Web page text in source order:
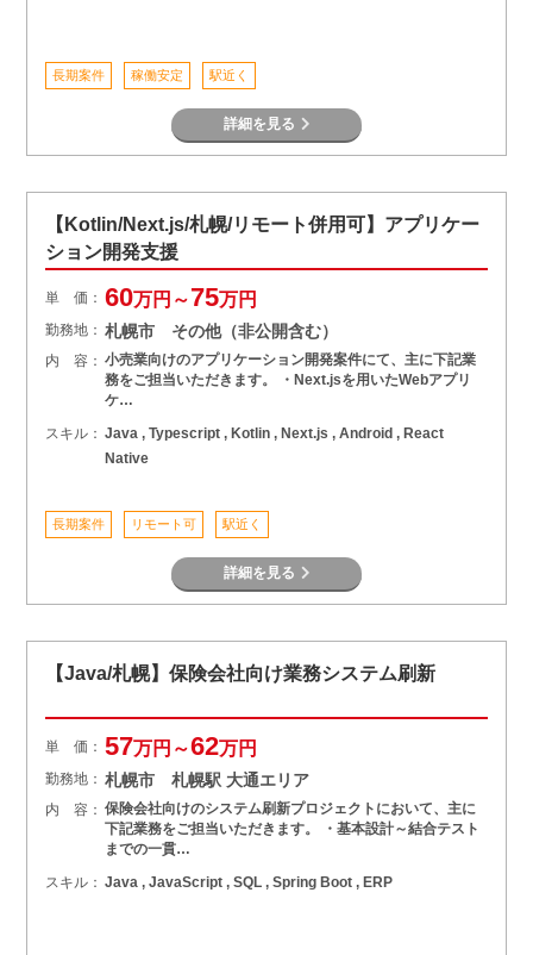
長期案件 稼働安定 駅近く
詳細を見る
【Kotlin/Next.js/札幌/リモート併用可】アプリケー
ション開発支援
単 価： 60万円～75万円
勤務地： 札幌市 その他（非公開含む）
内 容： 小売業向けのアプリケーション開発案件にて、主に下記業
務をご担当いただきます。 ・Next.jsを用いたWebアプリ
ケ…
スキル： Java , Typescript , Kotlin , Next.js , Android , React
Native
長期案件 リモート可 駅近く
詳細を見る
【Java/札幌】保険会社向け業務システム刷新
単 価： 57万円～62万円
勤務地： 札幌市 札幌駅 大通エリア
内 容： 保険会社向けのシステム刷新プロジェクトにおいて、主に
下記業務をご担当いただきます。 ・基本設計～結合テスト
までの一貫…
スキル： Java , JavaScript , SQL , Spring Boot , ERP